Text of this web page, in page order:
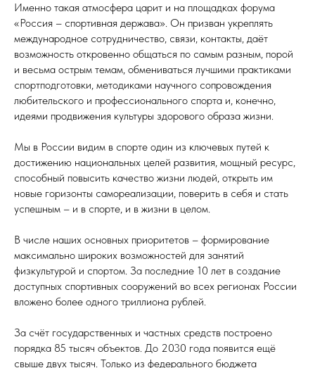
Именно такая атмосфера царит и на площадках форума
«Россия – спортивная держава». Он призван укреплять
международное сотрудничество, связи, контакты, даёт
возможность откровенно общаться по самым разным, порой
и весьма острым темам, обмениваться лучшими практиками
спортподготовки, методиками научного сопровождения
любительского и профессионального спорта и, конечно,
идеями продвижения культуры здорового образа жизни.
Мы в России видим в спорте один из ключевых путей к
достижению национальных целей развития, мощный ресурс,
способный повысить качество жизни людей, открыть им
новые горизонты самореализации, поверить в себя и стать
успешным – и в спорте, и в жизни в целом.
В числе наших основных приоритетов – формирование
максимально широких возможностей для занятий
физкультурой и спортом. За последние 10 лет в создание
доступных спортивных сооружений во всех регионах России
вложено более одного триллиона рублей.
За счёт государственных и частных средств построено
порядка 85 тысяч объектов. До 2030 года появится ещё
свыше двух тысяч. Только из федерального бюджета